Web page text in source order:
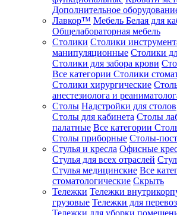
Дополнительное
Лавкор™ Мебель Белая для
Общелабораторная мебель
Столики Столики
манипуляционные Столики
Столики для забора крови
Все категории Столики
Столики хирургические
анестезиолога и
Столы Надстройки для столов
Столы для кабинета Столы
палатные Все категории
Столы приборные Столы-
Стулья и кресла Офисные
Стулья для всех отраслей
Стулья медицинские Все
стоматологические Скрыть
Тележки Тележки
грузовые Тележки для
Тележки для уборки